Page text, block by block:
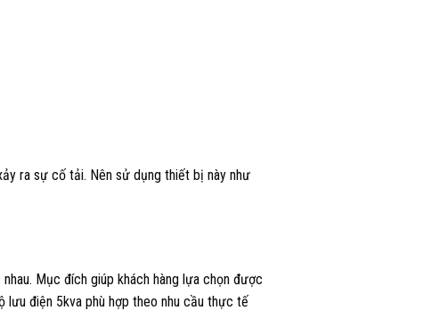
ra sự cố tải. Nên sử dụng thiết bị này như
Mục đích giúp khách hàng lựa chọn được
lưu điện 5kva phù hợp theo nhu cầu thực tế